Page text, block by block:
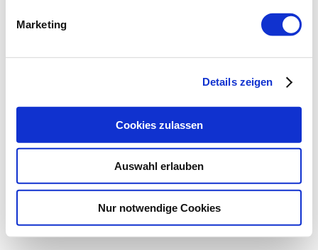
Marketing
Details zeigen
Cookies zulassen
Auswahl erlauben
Nur notwendige Cookies